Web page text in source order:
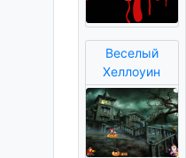
Веселый
Хеллоуин